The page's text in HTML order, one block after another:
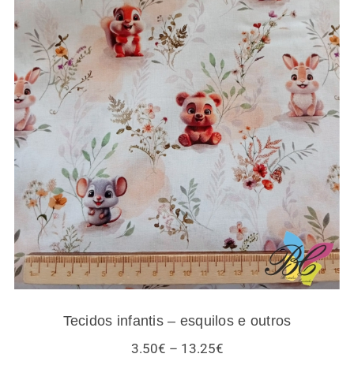
Tecidos infantis – esquilos e outros
Tecidos infantis – esquilos e outros
3.50€ – 13.25€Price